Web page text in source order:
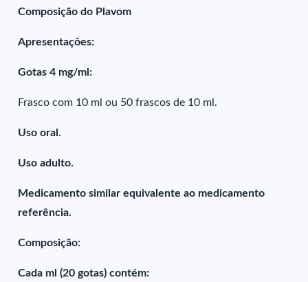
Composição do Plavom
Apresentações:
Gotas 4 mg/ml:
Frasco com 10 ml ou 50 frascos de 10 ml.
Uso oral.
Uso adulto.
Medicamento similar equivalente ao medicamento
referência.
Composição:
Cada ml (20 gotas) contém: